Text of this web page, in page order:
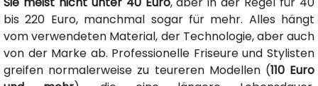
bis 220 Euro, manchmal sogar für mehr. Alles hängt
vom verwendeten Material, der Technologie, aber auch
von der Marke ab. Professionelle Friseure und Stylisten
greifen normalerweise zu teureren Modellen (110 Euro